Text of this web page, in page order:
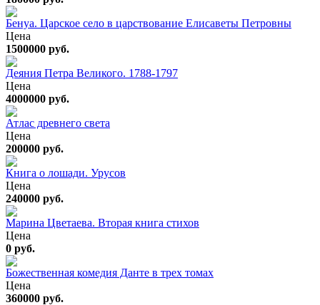
Бенуа. Царское село в царствование Елисаветы Петровны
Цена
1500000 руб.
Деяния Петра Великого. 1788-1797
Цена
4000000 руб.
Атлас древнего света
Цена
200000 руб.
Книга о лошади. Урусов
Цена
240000 руб.
Марина Цветаева. Вторая книга стихов
Цена
0 руб.
Божественная комедия Данте в трех томах
Цена
360000 руб.